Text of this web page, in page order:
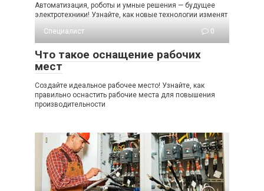
Автоматизация, роботы и умные решения — будущее
электротехники! Узнайте, как новые технологии изменят
Специалист
0
Что такое оснащение рабочих
мест
Создайте идеальное рабочее место! Узнайте, как
правильно оснастить рабочие места для повышения
производительности